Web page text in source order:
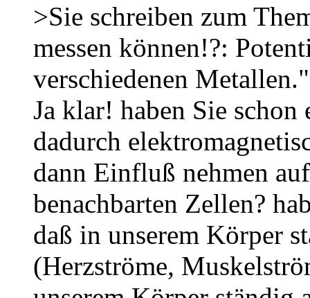
>Sie schreiben zum
messen können!?:
verschiedenen Metallen."
Ja klar! haben Sie
dadurch
dann Einfluß nehmen
benachbarten Zellen?
daß in unserem Körper
(Herzströme,